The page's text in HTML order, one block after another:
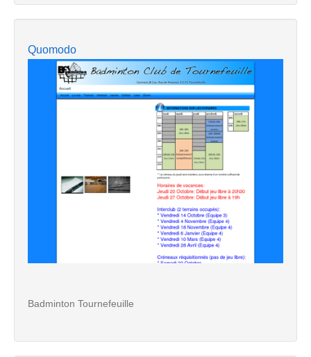
Quomodo
Badminton Tournefeuille